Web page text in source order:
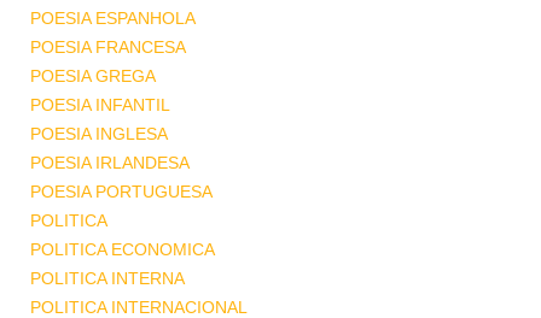
POESIA ESPANHOLA
POESIA FRANCESA
POESIA GREGA
POESIA INFANTIL
POESIA INGLESA
POESIA IRLANDESA
POESIA PORTUGUESA
POLITICA
POLITICA ECONOMICA
POLITICA INTERNA
POLITICA INTERNACIONAL